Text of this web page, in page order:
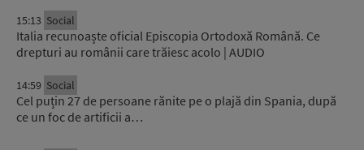
15:13 Social
Italia recunoaște oficial Episcopia Ortodoxă Română. Ce
drepturi au românii care trăiesc acolo | AUDIO
14:59 Social
Cel puțin 27 de persoane rănite pe o plajă din Spania, după
ce un foc de artificii a…